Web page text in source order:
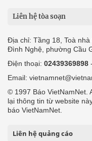
Liên hệ tòa soạn
Địa chỉ: Tầng 18, Toà
Đình Nghệ, phường Cầu
Điện thoại: 02439369898
Email:
© 1997 Báo VietNamNet.
lại thông tin từ website
báo VietNamNet.
Liên hệ quảng cáo